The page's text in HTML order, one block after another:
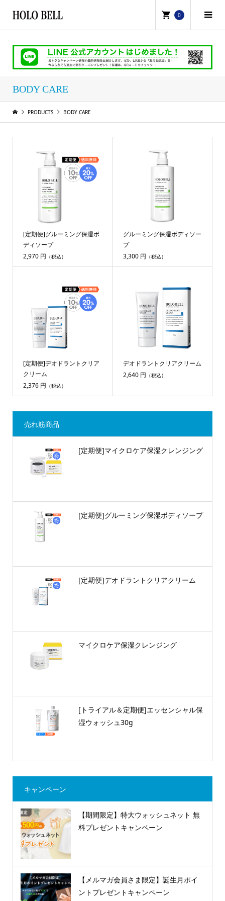
0
BODY CARE
PRODUCTS BODY CARE
[定期便]グルーミング保湿ボ
ディソープ
2,970 円 （税込）
グルーミング保湿ボディソー
プ
3,300 円 （税込）
[定期便]デオドラントクリア
クリーム
2,376 円 （税込）
デオドラントクリアクリーム
2,640 円 （税込）
売れ筋商品
[定期便]マイクロケア保湿クレンジング
[定期便]グルーミング保湿ボディソープ
[定期便]デオドラントクリアクリーム
マイクロケア保湿クレンジング
[トライアル＆定期便]エッセンシャル保
湿ウォッシュ30g
キャンペーン
【期間限定】特大ウォッシュネット 無
料プレゼントキャンペーン
【メルマガ会員さま限定】誕生月ポイ
ントプレゼントキャンペーン